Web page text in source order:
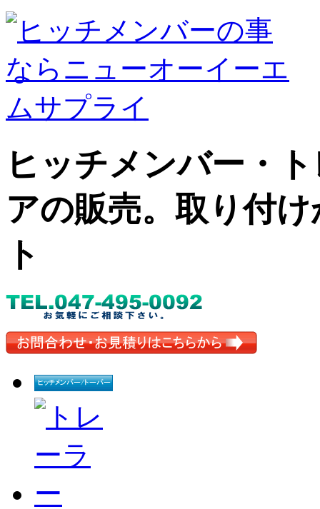
ヒッチメンバー・
アの販売。取り付
ト